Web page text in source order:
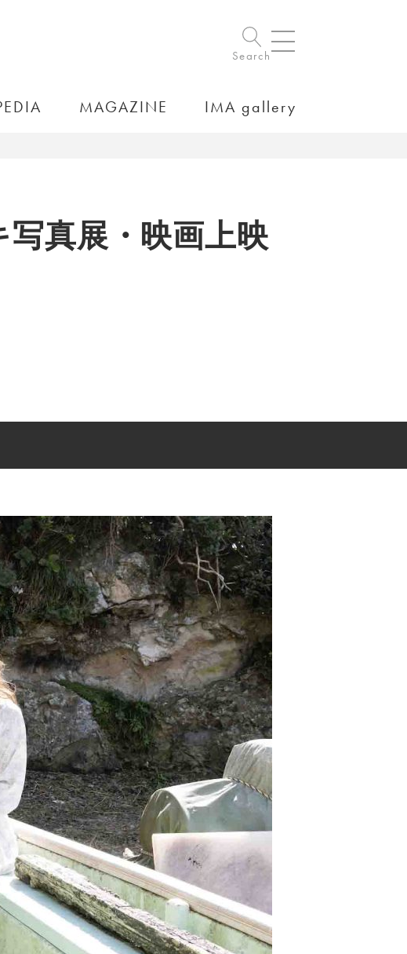
Search
MAGAZINE IMA gallery
真展・映画上映